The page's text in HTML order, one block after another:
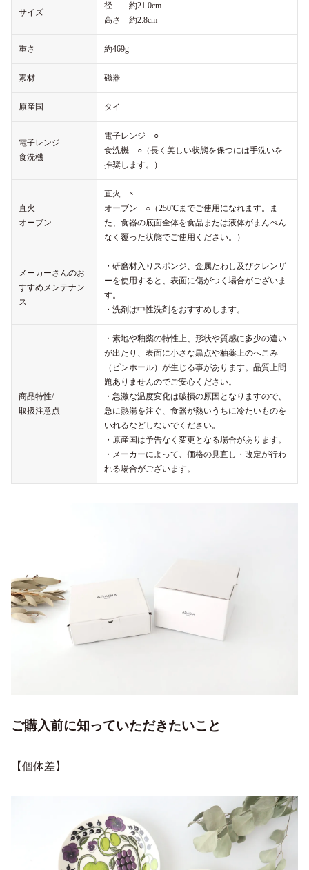
サイズ
径 約21.0cm
高さ 約2.8cm
重さ 約469g
素材 磁器
原産国 タイ
電子レンジ
食洗機
電子レンジ ○
食洗機 ○（長く美しい状態を保つには手洗いを
推奨します。）
直火
オーブン
直火 ×
オーブン ○（250℃までご使用になれます。ま
た、食器の底面全体を食品または液体がまんべん
なく覆った状態でご使用ください。）
メーカーさんのお
すすめメンテナン
ス
・研磨材入りスポンジ、金属たわし及びクレンザ
ーを使用すると、表面に傷がつく場合がございま
す。
・洗剤は中性洗剤をおすすめします。
商品特性/
取扱注意点
・素地や釉薬の特性上、形状や質感に多少の違い
が出たり、表面に小さな黒点や釉薬上のへこみ
（ピンホール）が生じる事があります。品質上問
題ありませんのでご安心ください。
・急激な温度変化は破損の原因となりますので、
急に熱湯を注ぐ、食器が熱いうちに冷たいものを
いれるなどしないでください。
・原産国は予告なく変更となる場合があります。
・メーカーによって、価格の見直し・改定が行わ
れる場合がございます。
ご購入前に知っていただきたいこと
【個体差】